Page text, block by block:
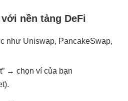
nền tảng DeFi
như Uniswap, PancakeSwap,
→ chọn ví của bạn